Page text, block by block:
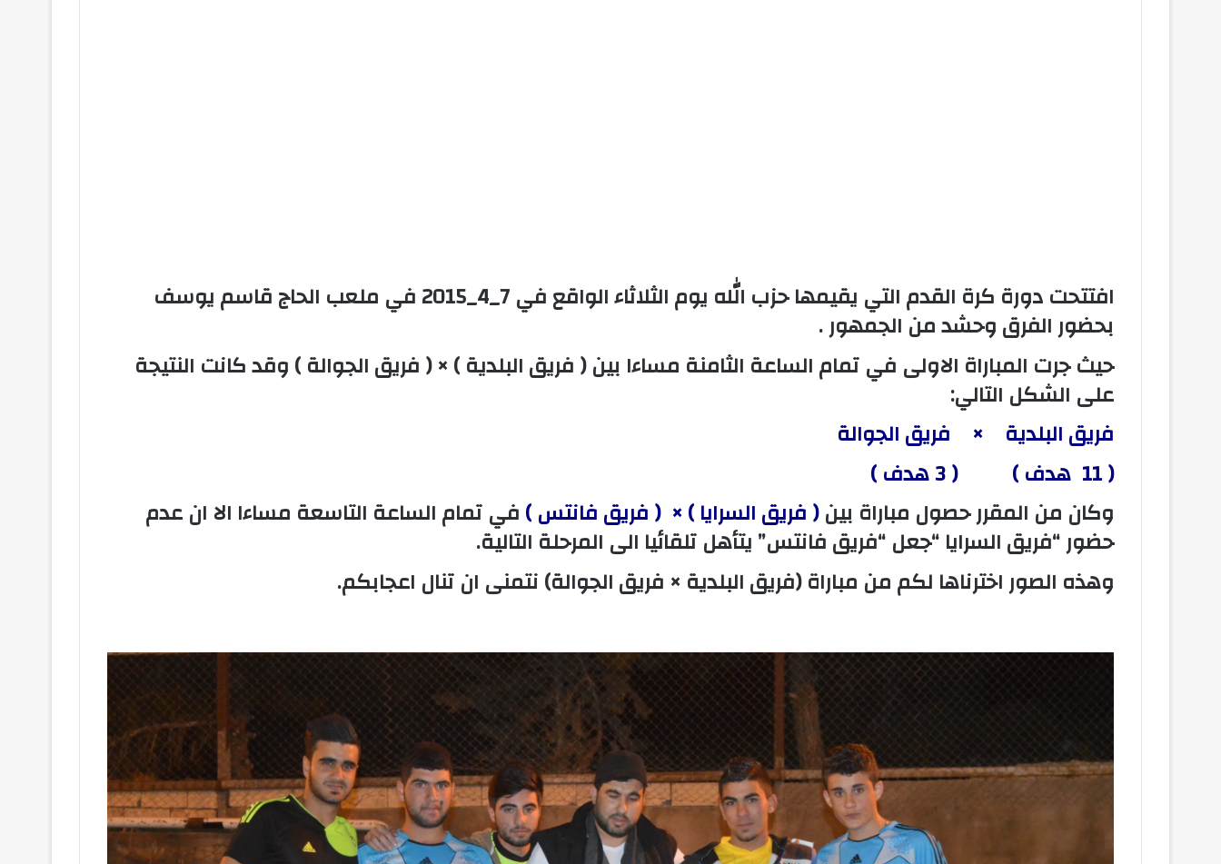
افتتحت دورة كرة القدم التي يقيمها حزب الله يوم الثلاثاء الواقع في 7_4_2015 في ملعب الحاج قاسم يوسف
بحضور الفرق وحشد من الجمهور .
حيث جرت المباراة الاولى في تمام الساعة الثامنة مساءا بين ( فريق البلدية ) × ( فريق الجوالة ) وقد كانت النتيجة
على الشكل التالي:
فريق البلدية × فريق الجوالة
( 11 هدف ) ( 3 هدف )
وكان من المقرر حصول مباراة بين( فريق السرايا ) × ( فريق فانتس )في تمام الساعة التاسعة مساءا الا ان عدم
حضور “فريق السرايا “جعل “فريق فانتس” يتأهل تلقائيا الى المرحلة التالية.
وهذه الصور اخترناها لكم من مباراة (فريق البلدية × فريق الجوالة) نتمنى ان تنال اعجابكم.